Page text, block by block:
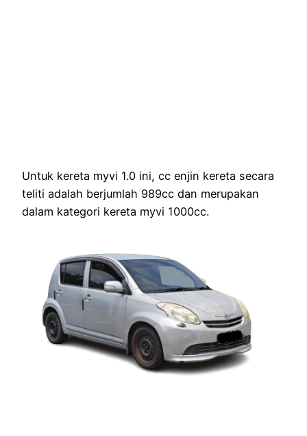
Untuk kereta myvi 1.0 ini, cc enjin kereta secara
teliti adalah berjumlah 989cc dan merupakan
dalam kategori kereta myvi 1000cc.